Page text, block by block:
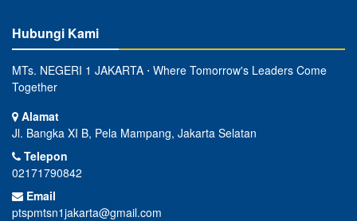
Hubungi Kami
MTs. NEGERI 1 JAKARTA ⋅ Where Tomorrow's Leaders Come
Together
Alamat
Jl. Bangka XI B, Pela Mampang, Jakarta Selatan
Telepon
02171790842
Email
ptspmtsn1jakarta@gmail.com